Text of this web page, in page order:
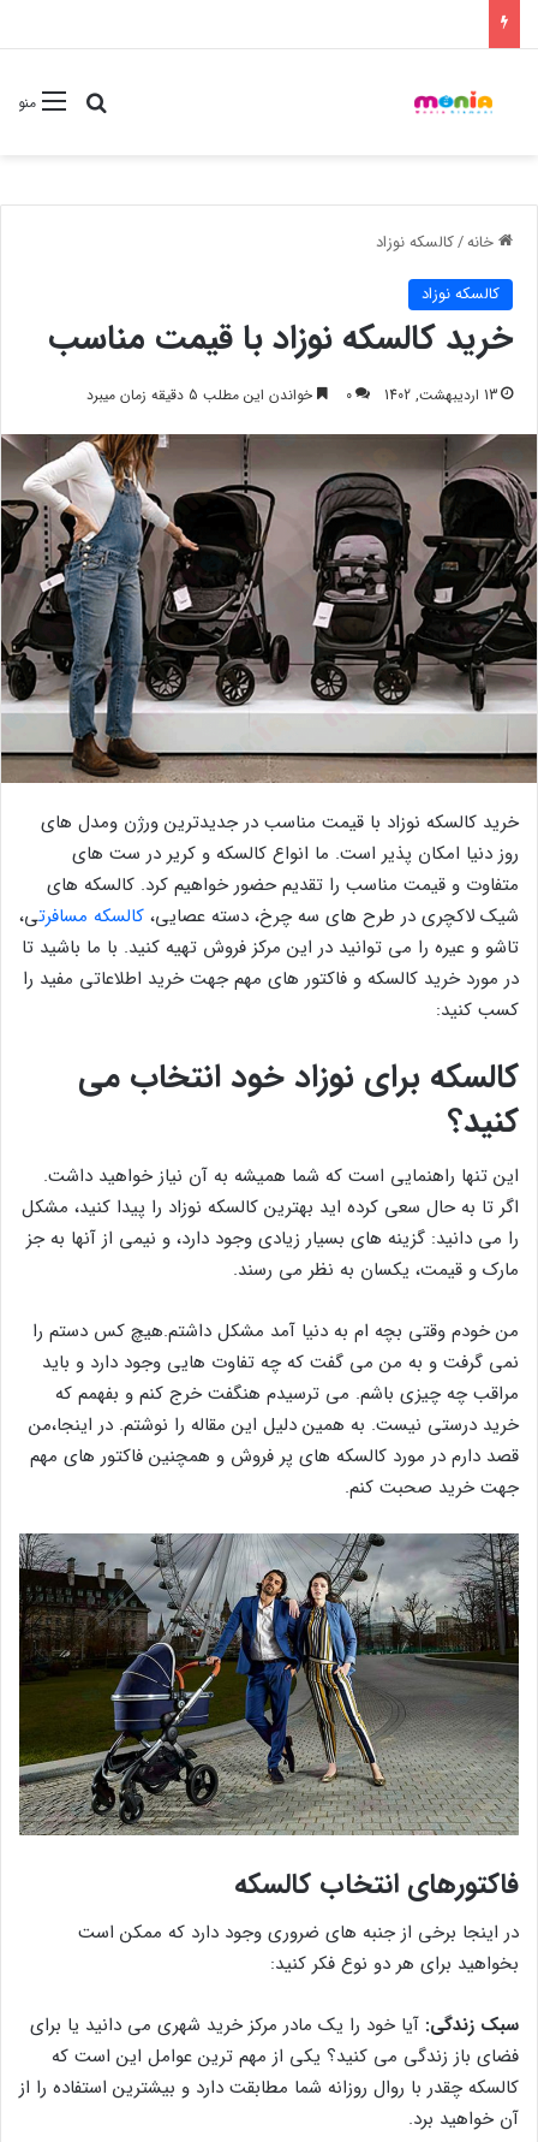
منوجستجو
خانه/کالسکه نوزاد
کالسکه نوزاد
خرید کالسکه نوزاد با قیمت مناسب
13 اردیبهشت, 1402 0 خواندن این مطلب 5 دقیقه زمان میبرد
خرید کالسکه نوزاد با قیمت مناسب در جدیدترین ورژن ومدل های
روز دنیا امکان پذیر است. ما انواع کالسکه و کریر در ست های
متفاوت و قیمت مناسب را تقدیم حضور خواهیم کرد. کالسکه های
شیک لاکچری در طرح های سه چرخ، دسته عصایی، کالسکه مسافرتی،
تاشو و عیره را می توانید در این مرکز فروش تهیه کنید. با ما باشید تا
در مورد خرید کالسکه و فاکتور های مهم جهت خرید اطلاعاتی مفید را
کسب کنید:
کالسکه برای نوزاد خود انتخاب می
کنید؟
این تنها راهنمایی است که شما همیشه به آن نیاز خواهید داشت.
اگر تا به حال سعی کرده اید بهترین کالسکه نوزاد را پیدا کنید، مشکل
را می دانید: گزینه های بسیار زیادی وجود دارد، و نیمی از آنها به جز
مارک و قیمت، یکسان به نظر می رسند.
من خودم وقتی بچه ام به دنیا آمد مشکل داشتم.هیچ کس دستم را
نمی گرفت و به من می گفت که چه تفاوت هایی وجود دارد و باید
مراقب چه چیزی باشم. می ترسیدم هنگفت خرج کنم و بفهمم که
خرید درستی نیست. به همین دلیل این مقاله را نوشتم. در اینجا،من
قصد دارم در مورد کالسکه های پر فروش و همچنین فاکتور های مهم
جهت خرید صحبت کنم.
فاکتورهای انتخاب کالسکه
در اینجا برخی از جنبه های ضروری وجود دارد که ممکن است
بخواهید برای هر دو نوع فکر کنید:
سبک زندگی: آیا خود را یک مادر مرکز خرید شهری می دانید یا برای
فضای باز زندگی می کنید؟ یکی از مهم ترین عوامل این است که
کالسکه چقدر با روال روزانه شما مطابقت دارد و بیشترین استفاده را از
آن خواهید برد.